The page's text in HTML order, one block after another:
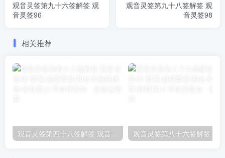
观音灵签第九十六签解签 观
音灵签96
观音灵签第九十八签解签 观
音灵签98
相关推荐
观音灵签第四十八签解签 观音灵签48